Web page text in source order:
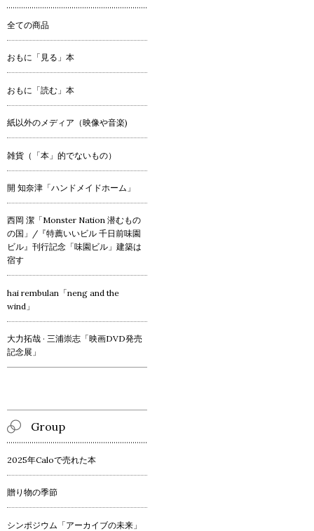
全ての商品
おもに「見る」本
おもに「読む」本
紙以外のメディア（映像や音楽)
雑貨（「本」的でないもの）
開 知奈津「ハンドメイドホーム」
西岡 潔「Monster Nation 潜むもの
の国」/『特薦いいビル 千日前味園
ビル』刊行記念「味園ビル」建築は
宿す
hai rembulan「neng and the
wind」
大力拓哉 · 三浦崇志「映画DVD発売
記念展」
Group
2025年Caloで売れた本
贈り物の季節
シンポジウム「アーカイブの未来」